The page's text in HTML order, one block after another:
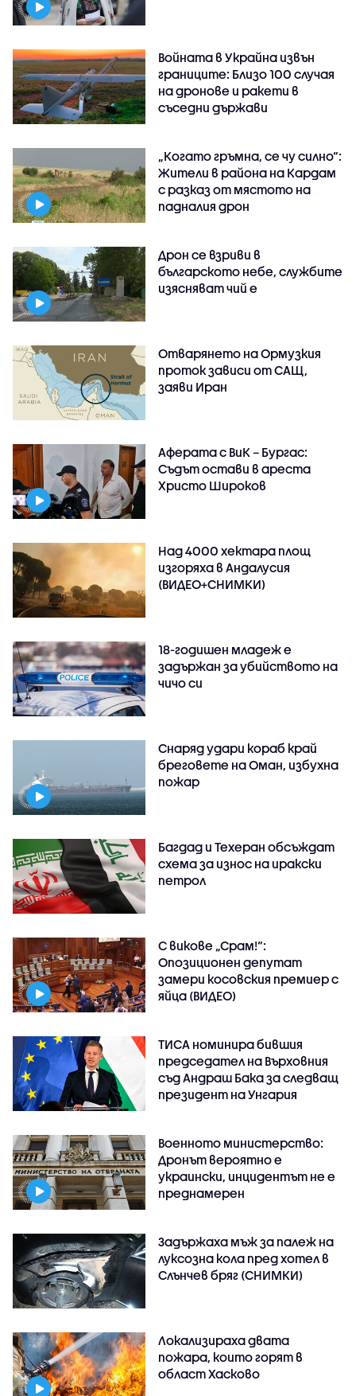
Войната в Украйна извън
границите: Близо 100 случая
на дронове и ракети в
съседни държави
„Когато гръмна, се чу силно“:
Жители в района на Кардам
с разказ от мястото на
падналия дрон
Дрон се взриви в
българското небе, службите
изясняват чий е
Отварянето на Ормузкия
проток зависи от САЩ,
заяви Иран
Аферата с ВиК – Бургас:
Съдът остави в ареста
Христо Широков
Над 4000 хектара площ
изгоряха в Андалусия
(ВИДЕО+СНИМКИ)
18-годишен младеж е
задържан за убийството на
чичо си
Снаряд удари кораб край
бреговете на Оман, избухна
пожар
Багдад и Техеран обсъждат
схема за износ на иракски
петрол
С викове „Срам!“:
Опозиционен депутат
замери косовския премиер с
яйца (ВИДЕО)
ТИСА номинира бившия
председател на Върховния
съд Андраш Бака за следващ
президент на Унгария
Военното министерство:
Дронът вероятно е
украински, инцидентът не е
преднамерен
Задържаха мъж за палеж на
луксозна кола пред хотел в
Слънчев бряг (СНИМКИ)
Локализираха двата
пожара, които горят в
област Хасково